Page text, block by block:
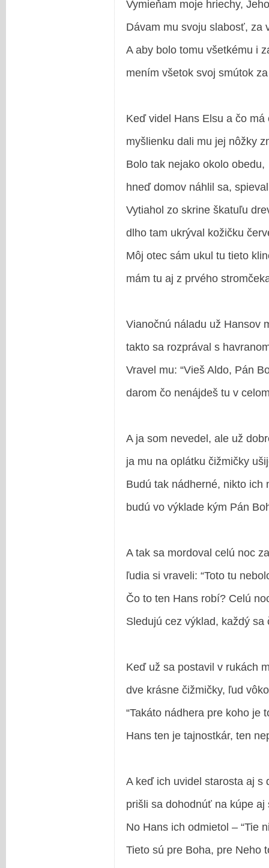
Vymieňam moje hriechy,
Dávam mu svoju slabosť, za
A aby bolo tomu všetkému i
mením všetok svoj smútok
Keď videl Hans Elsu a čo má
myšlienku dali mu jej nôžky
Bolo tak nejako okolo obedu,
hneď domov náhlil sa,
Vytiahol zo skrine škatuľu
dlho tam ukrýval kožičku
Môj otec sám ukul tu tieto
mám tu aj z prvého
Vianočnú náladu už Hansov
takto sa rozprával s
Vravel mu: “Vieš Aldo, Pán
darom čo nenájdeš tu v
A ja som nevedel, ale už
ja mu na oplátku čižmičky
Budú tak nádherné, nikto ich
budú vo výklade kým Pán
A tak sa mordoval celú noc
ľudia si vraveli: “Toto tu
Čo to ten Hans robí? Celú
Sledujú cez výklad, každý sa
Keď už sa postavil v rukách
dve krásne čižmičky, ľud
“Takáto nádhera pre koho je
Hans ten je tajnostkár, ten
A keď ich uvidel starosta aj s
prišli sa dohodnúť na kúpe aj
No Hans ich odmietol – “Tie
Tieto sú pre Boha, pre Neho